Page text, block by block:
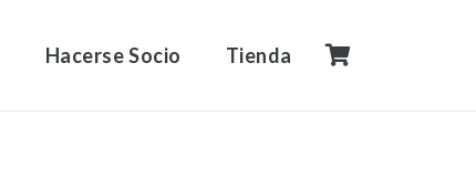
Hacerse Socio Tienda